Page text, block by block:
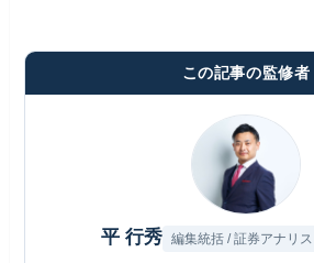
この記事の監修者
平 行秀 編集統括 / 証券アナリス